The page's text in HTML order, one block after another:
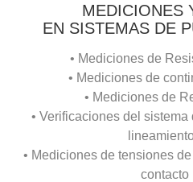
MEDICIONES
EN SISTEMAS DE
• Mediciones de
• Mediciones de
• Mediciones de
• Verificaciones del
• Mediciones de tensiones
contacto